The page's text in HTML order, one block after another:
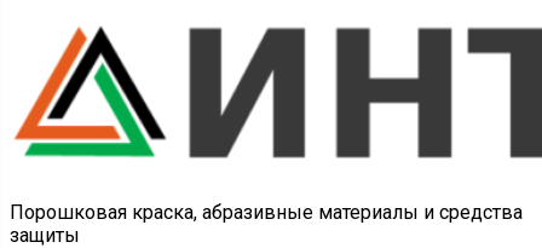
Порошковая краска, абразивные материалы и средства
защиты